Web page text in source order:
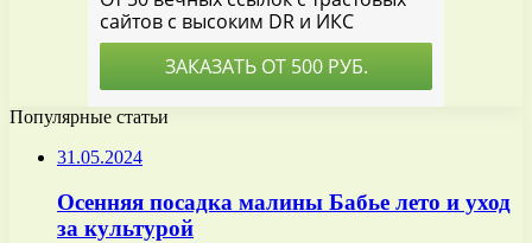
Популярные статьи
31.05.2024
Осенняя посадка малины Бабье лето и уход
за культурой